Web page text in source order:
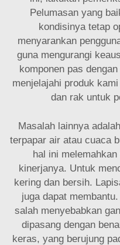
Pelumasan yang
kondisinya tetap
menyarankan
guna mengurangi
komponen pas
menjelajahi produk kami
dan rak untuk
Masalah lainnya
terpapar air atau cuaca
hal ini
kinerjanya. Untuk
kering dan bersih.
juga dapat
salah menyebabkan
dipasang dengan
keras, yang berujung